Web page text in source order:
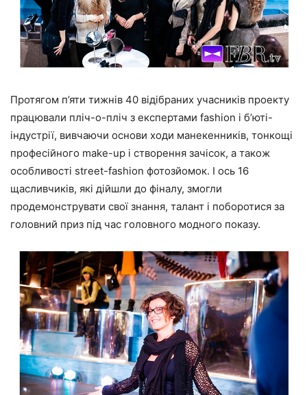
Протягом п’яти тижнів 40 відібраних учасників проекту
працювали пліч-о-пліч з експертами fashion і б’юті-
індустрії, вивчаючи основи ходи манекенників, тонкощі
професійного make-up і створення зачісок, а також
особливості street-fashion фотозйомок. І ось 16
щасливчиків, які дійшли до фіналу, змогли
продемонструвати свої знання, талант і поборотися за
головний приз під час головного модного показу.